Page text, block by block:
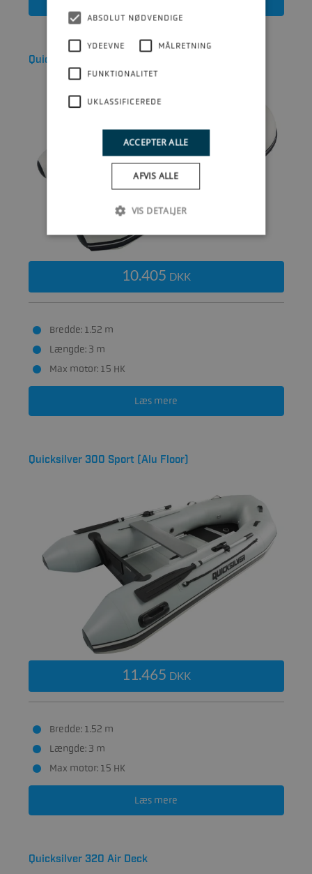
Quicksilver 300 Air Deck
10.405 DKK
Bredde: 1.52 m
Længde: 3 m
Max motor: 15 HK
Læs mere
Quicksilver 300 Sport (Alu Floor)
11.465 DKK
Bredde: 1.52 m
Længde: 3 m
Max motor: 15 HK
Læs mere
Quicksilver 320 Air Deck
ABSOLUT NØDVENDIGE
YDEEVNE MÅLRETNING
FUNKTIONALITET
UKLASSIFICEREDE
ACCEPTER ALLE
AFVIS ALLE
VIS DETALJER